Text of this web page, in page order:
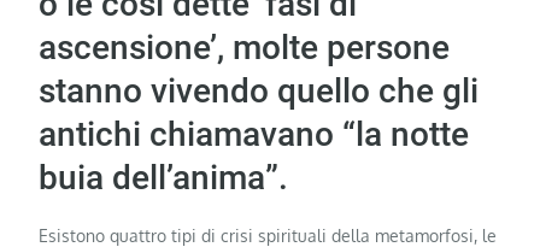
ascensione’, molte persone
stanno vivendo quello che gli
antichi chiamavano “la notte
buia dell’anima”.
Esistono quattro tipi di crisi spirituali della metamorfosi, le